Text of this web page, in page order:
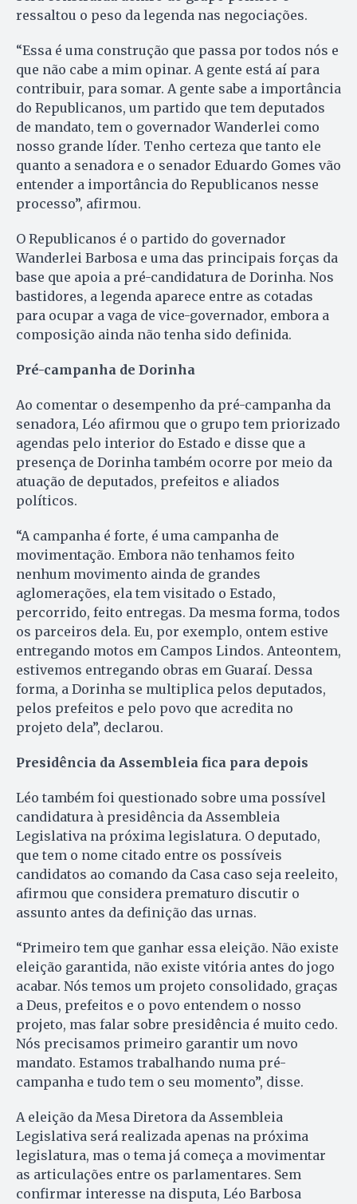
ressaltou o peso da legenda nas negociações.
“Essa é uma construção que passa por todos nós e
que não cabe a mim opinar. A gente está aí para
contribuir, para somar. A gente sabe a importância
do Republicanos, um partido que tem deputados
de mandato, tem o governador Wanderlei como
nosso grande líder. Tenho certeza que tanto ele
quanto a senadora e o senador Eduardo Gomes vão
entender a importância do Republicanos nesse
processo”, afirmou.
O Republicanos é o partido do governador
Wanderlei Barbosa e uma das principais forças da
base que apoia a pré-candidatura de Dorinha. Nos
bastidores, a legenda aparece entre as cotadas
para ocupar a vaga de vice-governador, embora a
composição ainda não tenha sido definida.
Pré-campanha de Dorinha
Ao comentar o desempenho da pré-campanha da
senadora, Léo afirmou que o grupo tem priorizado
agendas pelo interior do Estado e disse que a
presença de Dorinha também ocorre por meio da
atuação de deputados, prefeitos e aliados
políticos.
“A campanha é forte, é uma campanha de
movimentação. Embora não tenhamos feito
nenhum movimento ainda de grandes
aglomerações, ela tem visitado o Estado,
percorrido, feito entregas. Da mesma forma, todos
os parceiros dela. Eu, por exemplo, ontem estive
entregando motos em Campos Lindos. Anteontem,
estivemos entregando obras em Guaraí. Dessa
forma, a Dorinha se multiplica pelos deputados,
pelos prefeitos e pelo povo que acredita no
projeto dela”, declarou.
Presidência da Assembleia fica para depois
Léo também foi questionado sobre uma possível
candidatura à presidência da Assembleia
Legislativa na próxima legislatura. O deputado,
que tem o nome citado entre os possíveis
candidatos ao comando da Casa caso seja reeleito,
afirmou que considera prematuro discutir o
assunto antes da definição das urnas.
“Primeiro tem que ganhar essa eleição. Não existe
eleição garantida, não existe vitória antes do jogo
acabar. Nós temos um projeto consolidado, graças
a Deus, prefeitos e o povo entendem o nosso
projeto, mas falar sobre presidência é muito cedo.
Nós precisamos primeiro garantir um novo
mandato. Estamos trabalhando numa pré-
campanha e tudo tem o seu momento”, disse.
A eleição da Mesa Diretora da Assembleia
Legislativa será realizada apenas na próxima
legislatura, mas o tema já começa a movimentar
as articulações entre os parlamentares. Sem
confirmar interesse na disputa, Léo Barbosa